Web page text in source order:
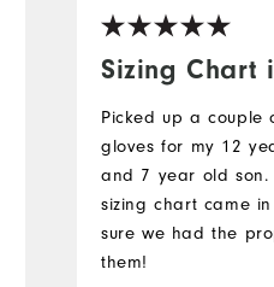
Sizing Chart
Picked up a couple
gloves for my 12
and 7 year old son.
sizing chart came
sure we had the
them!